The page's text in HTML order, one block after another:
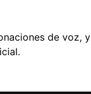
de voz,